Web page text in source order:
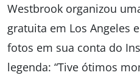
Westbrook organizou
gratuita em Los Angeles
fotos em sua conta do
legenda: “Tive ótimos